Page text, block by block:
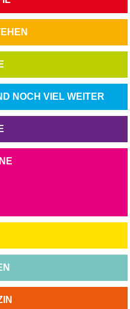
NOCH VIEL WEITER